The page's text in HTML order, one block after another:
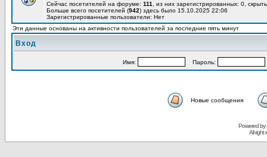
Сейчас посетителей на форуме: 111
, из них зарегистрированных: 0,
Больше всего посетителей (942) здесь было 15.10.2025 22:06
Зарегистрированные пользователи: Нет
Эти данные основаны на активности пользователей за последние пять минут
Вход
Имя: Пароль:
Новые сообщения
Powered
All right